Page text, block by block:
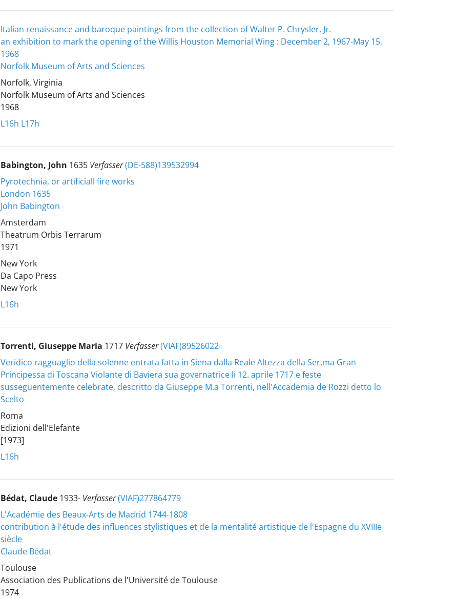
Italian renaissance and baroque paintings from the collection of Walter P. Chrysler, Jr.
an exhibition to mark the opening of the Willis Houston Memorial Wing : December 2, 1967-May 15,
1968
Norfolk Museum of Arts and Sciences
Norfolk, Virginia
Norfolk Museum of Arts and Sciences
1968
L16h L17h
Babington, John 1635 Verfasser(DE-588)139532994
Pyrotechnia, or artificiall fire works
London 1635
John Babington
Amsterdam
Theatrum Orbis Terrarum
1971
New York
Da Capo Press
New York
L16h
Torrenti, Giuseppe Maria 1717 Verfasser(VIAF)89526022
Veridico ragguaglio della solenne entrata fatta in Siena dalla Reale Altezza della Ser.ma Gran
Principessa di Toscana Violante di Baviera sua governatrice li 12. aprile 1717 e feste
susseguentemente celebrate, descritto da Giuseppe M.a Torrenti, nell'Accademia de Rozzi detto lo
Scelto
Roma
Edizioni dell'Elefante
[1973]
L16h
Bédat, Claude 1933- Verfasser(VIAF)277864779
L'Académie des Beaux-Arts de Madrid 1744-1808
contribution à l'étude des influences stylistiques et de la mentalité artistique de l'Espagne du XVIIIe
siècle
Claude Bédat
Toulouse
Association des Publications de l'Université de Toulouse
1974